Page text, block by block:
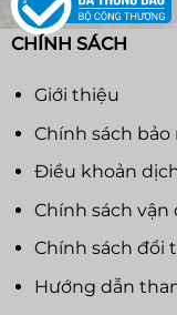
CHÍNH SÁCH
Giới thiệu
Chính sách bảo
Điều khoản
Chính sách vận
Chính sách đổi
Hướng dẫn